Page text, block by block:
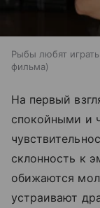
Рыбы любят
фильма
На первый
спокойными и
склонность к
обижаются
устраивают